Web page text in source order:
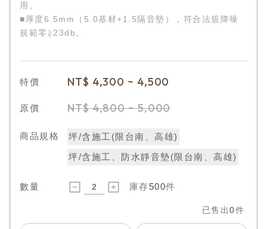
用。
■厚度6.5mm（5.0基材+1.5隔音墊），符合法規降噪
規範零≧23db。
特價 NT$ 4,300 ~ 4,500
原價 NT$ 4,800 ~ 5,000
商品規格
坪/含施工(限台南、高雄)
坪/含施工、防水靜音墊(限台南、高雄)
數量 庫存500件
已售出0件